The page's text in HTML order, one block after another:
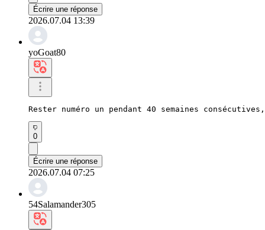
Écrire une réponse
2026.07.04 13:39
yoGoat80
Rester numéro un pendant 40 semaines
0
Écrire une réponse
2026.07.04 07:25
54Salamander305